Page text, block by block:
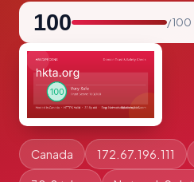
100 / 100
Canada 172.67.196.111